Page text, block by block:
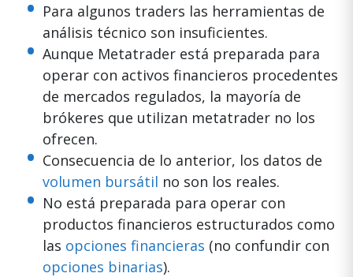
Para algunos traders las herramientas de
análisis técnico son insuficientes.
Aunque Metatrader está preparada para
operar con activos financieros procedentes
de mercados regulados, la mayoría de
brókeres que utilizan metatrader no los
ofrecen.
Consecuencia de lo anterior, los datos de
volumen bursátil no son los reales.
No está preparada para operar con
productos financieros estructurados como
las opciones financieras (no confundir con
opciones binarias).